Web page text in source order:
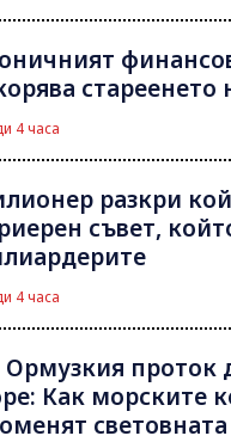
стареенето
4 часа
разкри
съвет,
4 часа
Ормузкия проток
Как морските